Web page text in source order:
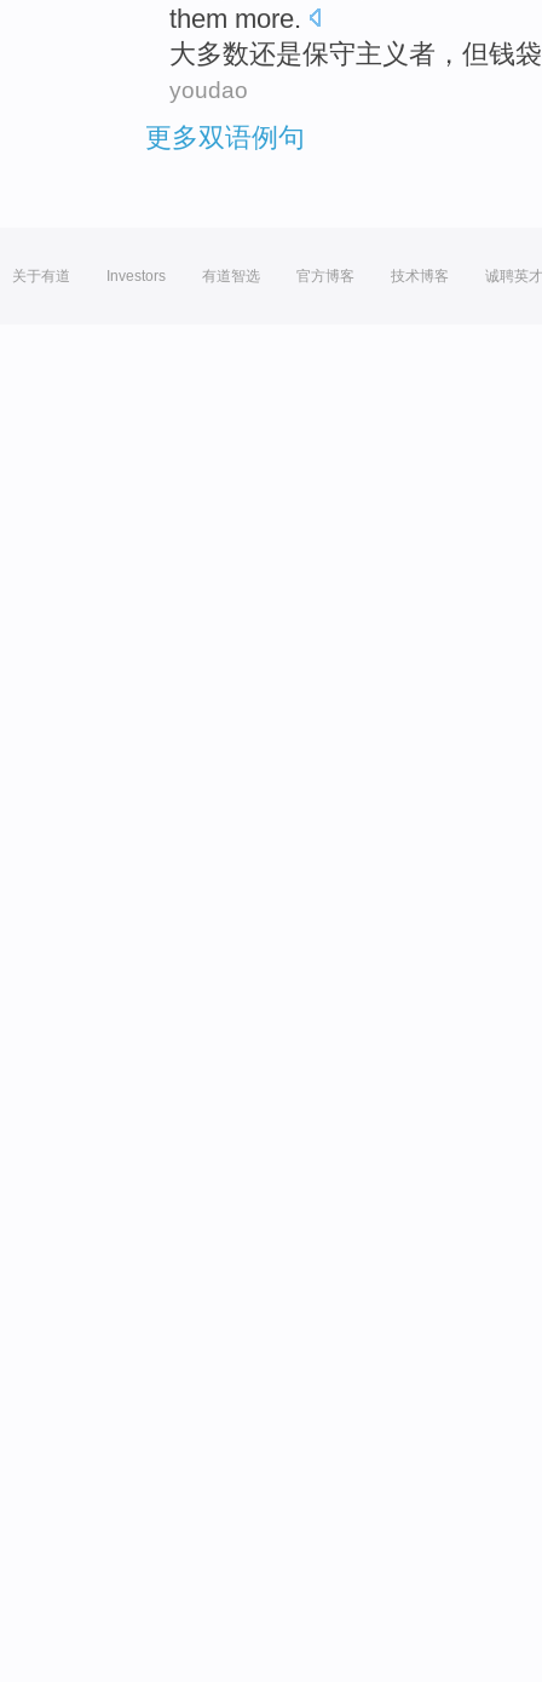
them more.
大多数还是保守主义者， 但钱袋
youdao
更多双语例句
关于有道 Investors 有道智选 官方博客 技术博客 诚聘英才